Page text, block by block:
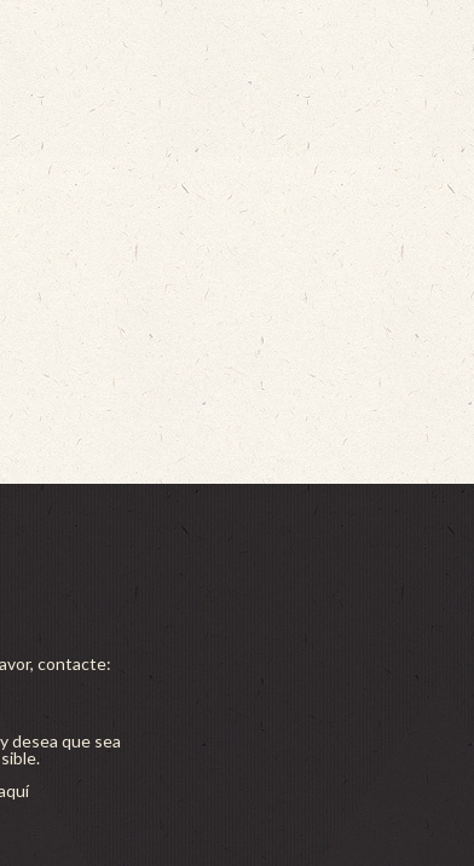
contacte:
desea que sea